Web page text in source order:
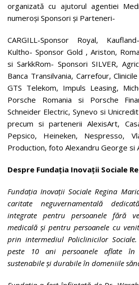
organizată cu ajutorul agentiei
numeroși Sponsori și Parteneri-
CARGILL-Sponsor Royal,
Kultho- Sponsor Gold , Ariston,
si SarkkRom- Sponsori SILVER,
Banca Transilvania, Carrefour,
GTS Telekom, Impuls Leasing,
Porsche Romania si Porsche
Schneider Electric, Synevo si
precum si partenerii AlexisArt,
Pepsico, Heineken, Nespresso,
Production, foto Alexandru George si
Despre Fundația Inovații Sociale
Fundația Inovații Sociale Regina
caritate neguvernamentală
integrate pentru persoanele fără
medicală și pentru persoanele cu
prin intermediul Policlinicilor
peste 10 ani persoanele aflate
sustenabile și durabile în domeniile